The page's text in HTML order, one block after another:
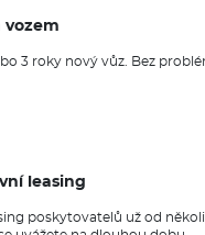
vozem
3 roky nový vůz. Bez
leasing
poskytovatelů už od